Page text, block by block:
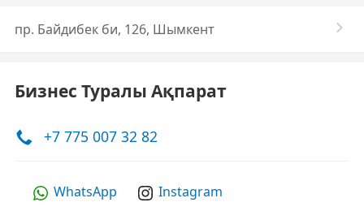
пр. Байдибек би, 126, Шымкент
Бизнес Туралы Ақпарат
+7 775 007 32 82
WhatsApp Instagram